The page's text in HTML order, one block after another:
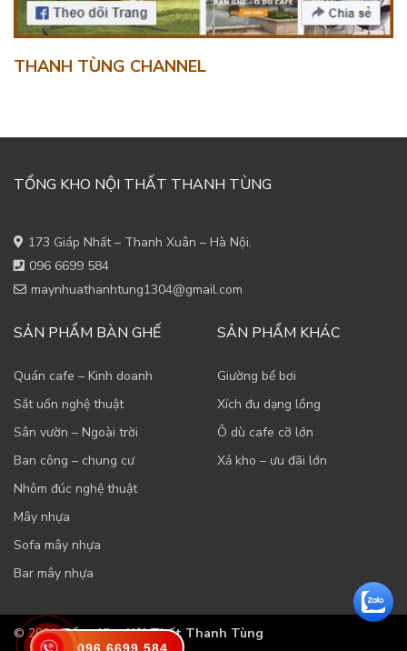
THANH TÙNG CHANNEL
TỔNG KHO NỘI THẤT THANH TÙNG
173 Giáp Nhất – Thanh Xuân – Hà Nội.
096 6699 584
maynhuathanhtung1304@gmail.com
SẢN PHẨM BÀN GHẾ
Quán cafe – Kinh doanh
Sắt uốn nghệ thuật
Sân vườn – Ngoài trời
Ban công – chung cư
Nhôm đúc nghệ thuật
Mây nhựa
Sofa mây nhựa
Bar mây nhựa
SẢN PHẨM KHÁC
Giường bể bơi
Xích đu dạng lồng
Ô dù cafe cỡ lớn
Xả kho – ưu đãi lớn
© 2021Tổng Kho Nội Thất Thanh Tùng